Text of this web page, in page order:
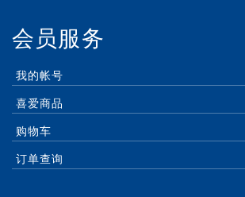
会员服务
我的帐号
喜爱商品
购物车
订单查询